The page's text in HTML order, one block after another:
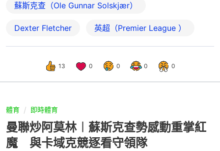
蘇斯克查（Ole Gunnar Solskjær）
Dexter Fletcher 英超（Premier League ）
13 0 0 0 0
體育 即時體育
曼聯炒阿莫林︱蘇斯克查勢感動重掌紅
魔 與卡域克競逐看守領隊